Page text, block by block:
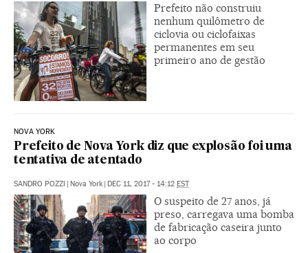
Prefeito não construiu
nenhum quilômetro de
ciclovia ou ciclofaixas
permanentes em seu
primeiro ano de gestão
NOVA YORK
Prefeito de Nova York diz que explosão foi uma
tentativa de atentado
SANDRO POZZI | Nova York | DEC 11, 2017 - 14:12 EST
O suspeito de 27 anos, já
preso, carregava uma bomba
de fabricação caseira junto
ao corpo